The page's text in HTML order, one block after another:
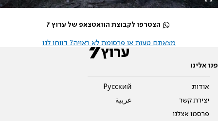
הצטרפו לקבוצת הוואטצאפ של ערוץ 7
מצאתם טעות או פרסומת לא ראויה? דווחו לנו
פנו אלינו
אודות
יצירת קשר
פרסמו אצלנו
Pусский
عربية